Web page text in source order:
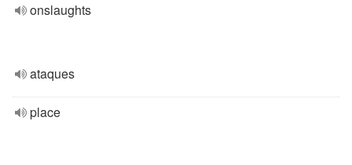
onslaughts
ataques
place